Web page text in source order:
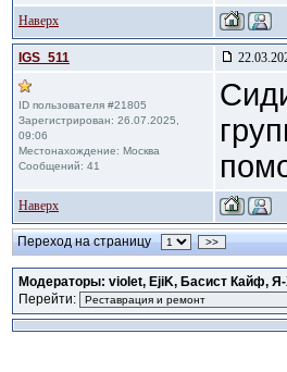
Наверх
IGS_511
ID пользователя #21805
Зарегистрирован: 26.07.2025,
09:06
Местонахождение: Москва
Сообщений: 41
Наверх
Переход на страницу >>
Модераторы: violet, EjiK, Басист Кайф,
Перейти: